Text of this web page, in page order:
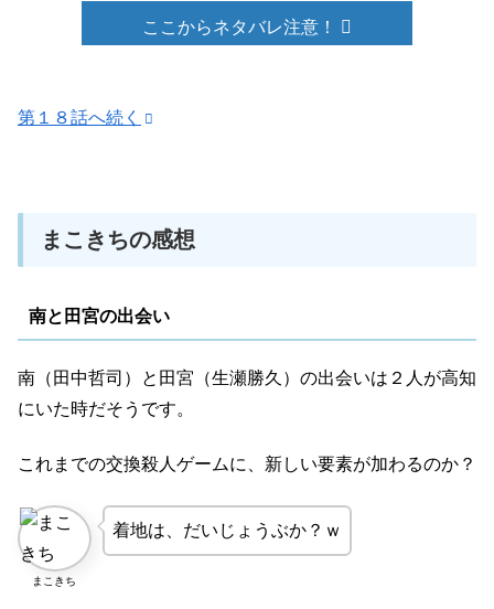
ここからネタバレ注意！
島への殺人未遂に関しては、内山の犯行の可能性が高いと
また、遺体の微笑みは殺害時に『笑気ガス』を使っていた
盗聴器を仕掛けられていた黒島や、ゲーム参加者を責める
あいりと柿沼（中尾暢樹）に押し黙る一同。
結局住民たちから手がかりとなる反応は、ほとんど得られ
第１８話へ続く
まこきちの感想
南と田宮の出会い
南（田中哲司）と田宮（生瀬勝久）の出会いは２人が高知
にいた時だそうです。
これまでの交換殺人ゲームに、新しい要素が加わるのか？
まこきち
着地は、だいじょうぶか？ｗ